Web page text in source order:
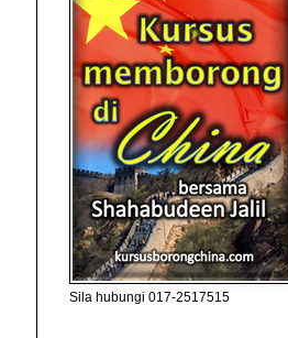
Sila hubungi 017-2517515